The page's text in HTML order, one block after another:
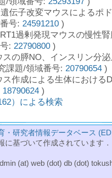
伝子改変マウスによるポ
番号:24591210 )
過剰発現マウスの慢性
号:22790800 )
スの膵NO、インスリン分
課題/領域番号:20790654 )
ス作成による生体における
18790624 )
）による検索
・研究者情報データベース
に基づいて作成されています
(at) web (dot) db (dot)